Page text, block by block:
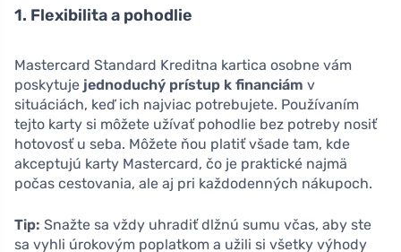
1. Flexibilita a pohodlie
Mastercard Standard Kreditna kartica osobne vám
poskytuje jednoduchý prístup k financiám v
situáciách, keď ich najviac potrebujete. Používaním
tejto karty si môžete užívať pohodlie bez potreby nosiť
hotovosť u seba. Môžete ňou platiť všade tam, kde
akceptujú karty Mastercard, čo je praktické najmä
počas cestovania, ale aj pri každodenných nákupoch.
Tip: Snažte sa vždy uhradiť dlžnú sumu včas, aby ste
sa vyhli úrokovým poplatkom a užili si všetky výhody